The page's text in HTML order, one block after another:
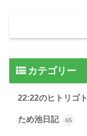
カテゴリー
22:22のヒトリゴト
ため池日記 65